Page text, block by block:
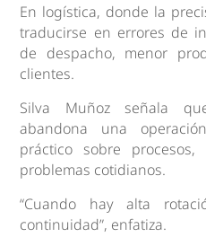
En logística, donde la
traducirse en errores de
de despacho, menor
clientes.
Silva Muñoz señala
abandona una
práctico sobre
problemas cotidianos.
“Cuando hay alta
continuidad”, enfatiza.